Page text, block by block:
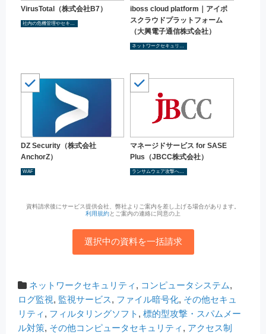
VirusTotal（株式会社B7）
社内の危機管理やセキュリティ管理を検討し社内体制の構築
iboss cloud platform｜アイボ
スクラウドプラットフォーム
（大興電子通信株式会社）
ネットワークセキュリティ
DZ Security（株式会社
AnchorZ）
WAF
マネージドサービス for SASE
Plus（JBCC株式会社）
ランサムウェア攻撃へのセキュリティ対策を検討
資料請求後にサービス提供会社、弊社よりご案内を差し上げる場合があります。
利用規約とご案内の連絡に同意の上
選択中の資料を一括請求
ネットワークセキュリティ , コンピュータシステム,
ログ監視, 監視サービス, ファイル暗号化, その他セキュ
リティ , フィルタリングソフト , 標的型攻撃・スパムメー
ル対策, その他コンピュータセキュリティ , アクセス制